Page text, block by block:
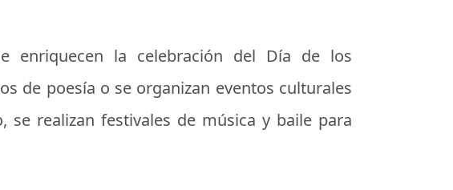
enriquecen la celebración del Día de los
de poesía o se organizan eventos culturales
se realizan festivales de música y baile para